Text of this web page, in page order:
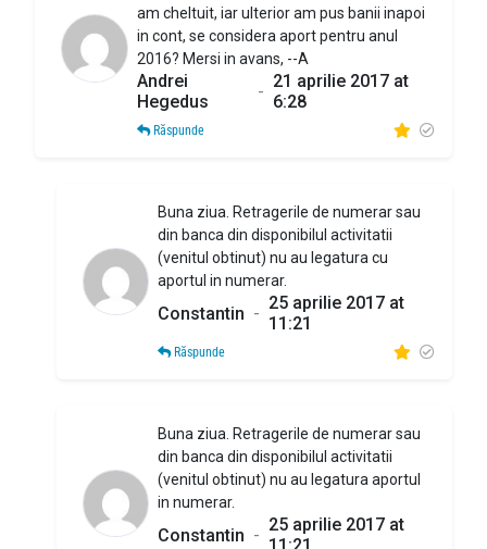
am cheltuit, iar ulterior am pus banii inapoi
in cont, se considera aport pentru anul
2016? Mersi in avans, --A
Andrei
Hegedus
- 21 aprilie 2017 at
6:28
Răspunde
Buna ziua. Retragerile de numerar sau
din banca din disponibilul activitatii
(venitul obtinut) nu au legatura cu
aportul in numerar.
Constantin - 25 aprilie 2017 at
11:21
Răspunde
Buna ziua. Retragerile de numerar sau
din banca din disponibilul activitatii
(venitul obtinut) nu au legatura aportul
in numerar.
Constantin - 25 aprilie 2017 at